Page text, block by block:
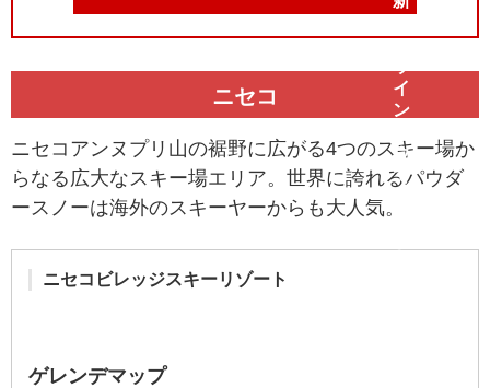
ニセコ
ニセコアンヌプリ山の裾野に広がる4つのスキー場か
らなる広大なスキー場エリア。世界に誇れるパウダ
ースノーは海外のスキーヤーからも大人気。
ニセコビレッジスキーリゾート
ゲレンデマップ